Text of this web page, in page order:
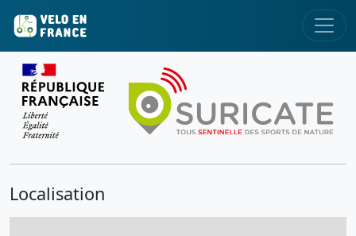
Localisation